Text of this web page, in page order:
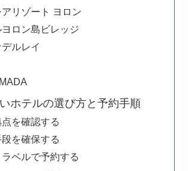
リゾート ヨロン
ロン島ビレッジ
ルレイ
ホテルの選び方と予約手順
を確認する
を確保する
ベルで予約する